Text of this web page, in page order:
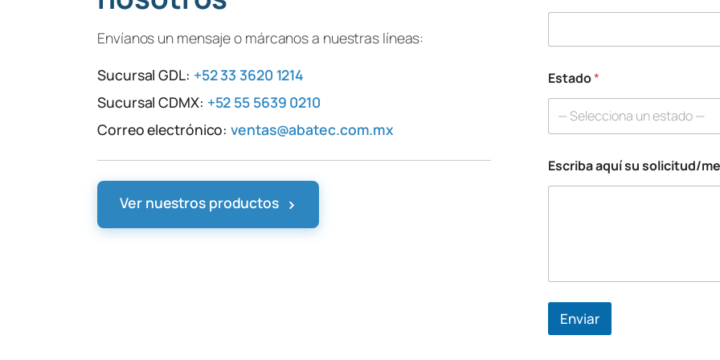
Envíanos un mensaje o márcanos a nuestras líneas:
Sucursal GDL: +52 33 3620 1214
Sucursal CDMX: +52 55 5639 0210
Correo electrónico:ventas@abatec.com.mx
Ver nuestros productos ›
Estado*
— Selecciona un estado —
T
e
o
s
Escriba aquí su solicitud/
Enviar